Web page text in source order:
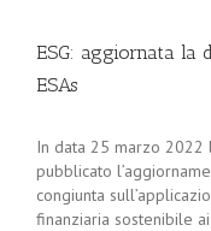
ESG: aggiornata la
ESAs
In data 25 marzo 2022
pubblicato
congiunta
finanziaria sostenibile